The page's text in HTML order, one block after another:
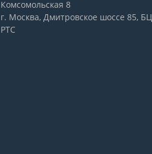
Комсомольская 8
г. Москва, Дмитровское шоссе 85, БЦ
РТС